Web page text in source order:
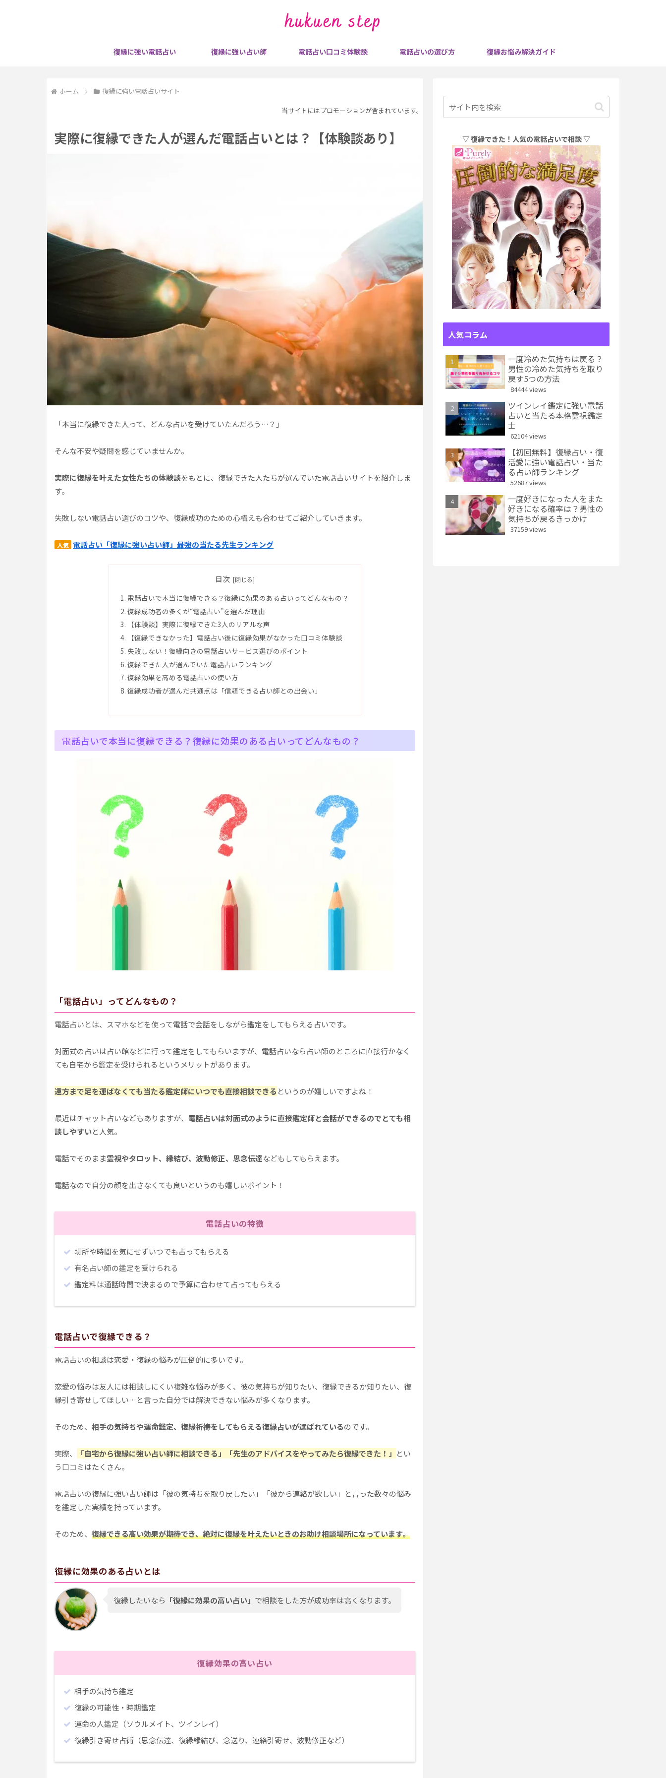
復縁に強い電話占い 復縁に強い占い師 電話占い口コミ体験談 電話占いの選び方 復縁お悩み解決ガイド
ホーム 復縁に強い電話占いサイト
当サイトにはプロモーションが含まれています。
実際に復縁できた人が選んだ電話占いとは？【体験談あり】
「本当に復縁できた人って、どんな占いを受けていたんだろう…？」
そんな不安や疑問を感じていませんか。
実際に復縁を叶えた女性たちの体験談をもとに、復縁できた人たちが選んでいた電話占いサイトを紹介しま
す。
失敗しない電話占い選びのコツや、復縁成功のための心構えも合わせてご紹介していきます。
人気 電話占い「復縁に強い占い師」最強の当たる先生ランキング
目次
電話占いで本当に復縁できる？復縁に効果のある占いってどんなもの？
復縁成功者の多くが“電話占い”を選んだ理由
【体験談】実際に復縁できた3人のリアルな声
【復縁できなかった】電話占い後に復縁効果がなかった口コミ体験談
失敗しない！復縁向きの電話占いサービス選びのポイント
復縁できた人が選んでいた電話占いランキング
復縁効果を高める電話占いの使い方
復縁成功者が選んだ共通点は「信頼できる占い師との出会い」
電話占いで本当に復縁できる？復縁に効果のある占いってどんなもの？
「電話占い」ってどんなもの？
電話占いとは、スマホなどを使って電話で会話をしながら鑑定をしてもらえる占いです。
対面式の占いは占い館などに行って鑑定をしてもらいますが、電話占いなら占い師のところに直接行かなく
ても自宅から鑑定を受けられるというメリットがあります。
遠方まで足を運ばなくても当たる鑑定師にいつでも直接相談できる というのが嬉しいですよね！
最近はチャット占いなどもありますが、 電話占いは対面式のように直接鑑定師と会話ができるのでとても相
談しやすいと人気。
電話でそのまま霊視やタロット、縁結び、波動修正、思念伝達などもしてもらえます。
電話なので自分の顔を出さなくても良いというのも嬉しいポイント！
電話占いの特徴
場所や時間を気にせずいつでも占ってもらえる
有名占い師の鑑定を受けられる
鑑定料は通話時間で決まるので予算に合わせて占ってもらえる
電話占いで復縁できる？
電話占いの相談は恋愛・復縁の悩みが圧倒的に多いです。
恋愛の悩みは友人には相談しにくい複雑な悩みが多く、彼の気持ちが知りたい、復縁できるか知りたい、復
縁引き寄せしてほしい…と言った自分では解決できない悩みが多くなります。
そのため、 相手の気持ちや運命鑑定、復縁祈祷をしてもらえる復縁占いが選ばれているのです。
実際、 「自宅から復縁に強い占い師に相談できる」「先生のアドバイスをやってみたら復縁できた！」 とい
う口コミはたくさん。
電話占いの復縁に強い占い師は「彼の気持ちを取り戻したい」「彼から連絡が欲しい」と言った数々の悩み
を鑑定した実績を持っています。
そのため、 復縁できる高い効果が期待でき、絶対に復縁を叶えたいときのお助け相談場所になっています。
復縁に効果のある占いとは
復縁したいなら 「復縁に効果の高い占い」 で相談をした方が成功率は高くなります。
復縁効果の高い占い
相手の気持ち鑑定
復縁の可能性・時期鑑定
運命の人鑑定（ソウルメイト、ツインレイ）
復縁引き寄せ占術（思念伝達、復縁縁結び、念送り、連絡引寄せ、波動修正など）
▽ 復縁できた！人気の電話占いで相談 ▽
人気コラム
一度冷めた気持ちは戻る？
男性の冷めた気持ちを取り
戻す5つの方法
84444 views
ツインレイ鑑定に強い電話
占いと当たる本格霊視鑑定
士
62104 views
【初回無料】復縁占い・復
活愛に強い電話占い・当た
る占い師ランキング
52687 views
一度好きになった人をまた
好きになる確率は？男性の
気持ちが戻るきっかけ
37159 views